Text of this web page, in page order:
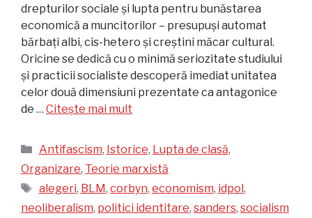
drepturilor sociale și lupta pentru bunăstarea
economică a muncitorilor – presupuși automat
bărbați albi, cis-hetero și creștini măcar cultural.
Oricine se dedică cu o minimă seriozitate studiului
și practicii socialiste descoperă imediat unitatea
celor două dimensiuni prezentate ca antagonice
de … Citește mai mult
Categorii
Antifascism, Istorice, Lupta de clasă,
Organizare, Teorie marxistă
Etichete
alegeri, BLM, corbyn, economism, idpol ,
neoliberalism, politici identitare, sanders, socialism